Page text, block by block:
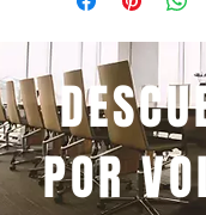
ALTURA MÁXIMA
TAMAÑO DEL
TAMAÑO DEL
27x10CM
ALTURA DEL
POR